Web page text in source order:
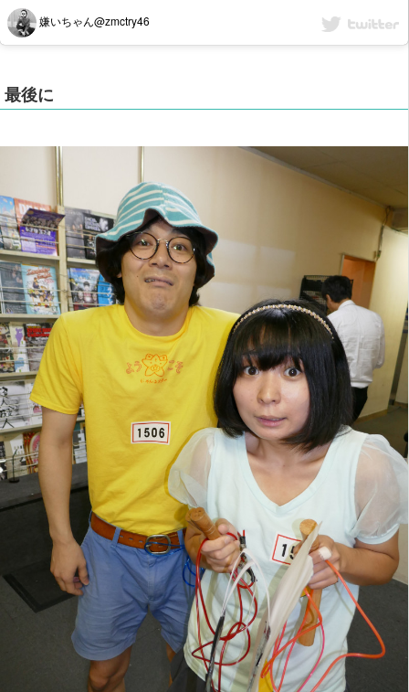
嫌いちゃん@zmctry46
最後に